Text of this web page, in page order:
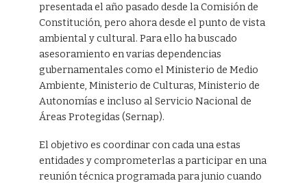
presentada el año pasado desde la Comisión de
Constitución, pero ahora desde el punto de vista
ambiental y cultural. Para ello ha buscado
asesoramiento en varias dependencias
gubernamentales como el Ministerio de Medio
Ambiente, Ministerio de Culturas, Ministerio de
Autonomías e incluso al Servicio Nacional de
Áreas Protegidas (Sernap).
El objetivo es coordinar con cada una estas
entidades y comprometerlas a participar en una
reunión técnica programada para junio cuando